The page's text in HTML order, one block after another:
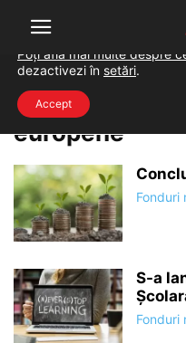
Home Tags Stiri
stiri
europene
Fonduri
S-a
Fonduri
Folosim cookie-uri pentru
situl nostru.
Poți afla mai multe despre
dezactivezi în setări.
Accept